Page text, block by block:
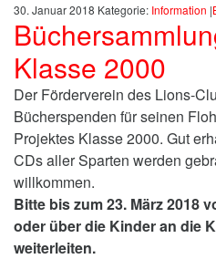
30. Januar 2018 Kategorie: Information |
Klasse 2000
Der Förderverein des Lions-
Bücherspenden für seinen
Projektes Klasse 2000. Gut
CDs aller Sparten werden
willkommen.
Bitte bis zum 23. März 2018
oder über die Kinder an die
weiterleiten.